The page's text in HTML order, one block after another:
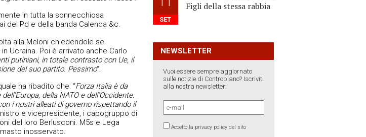
in tutta la sonnecchiosa
del Pd e della banda Calenda &c.
alla Meloni chiedendole se
Ucraina. Poi è arrivato anche Carlo
putiniani, in totale contrasto con Ue, il
del suo partito. Pessimo“.
ha ribadito che: “Forza Italia è da
della NATO e dell’Occidente.
i nostri alleati di governo rispettando il
e vicepresidente, i capogruppo di
del loro Berlusconi. M5s e Lega
inosservato.
SET
Figli della stessa rabbia
NEWSLETTER
Vuoi essere sempre aggiornato
sulle notizie di Contropiano? Iscriviti
alla nostra newsletter:
Accetto la privacy policy del sito